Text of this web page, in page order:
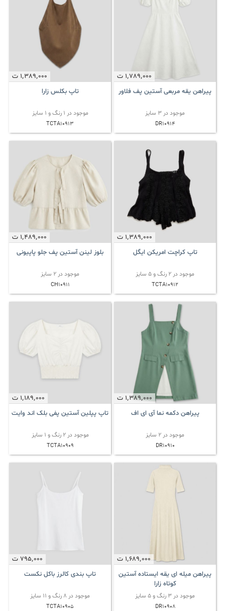
1٬789٬000 ت
پیراهن یقه مربعی آستین پف فلاور
موجود در 3 سایز
DR10914
1٬389٬000 ت
تاپ بکلس زارا
موجود در 1 رنگ و 1 سایز
TCTA10913
1٬389٬000 ت
تاپ کراچت امریکن ایگل
موجود در 2 رنگ و 5 سایز
TCTA10912
1٬489٬000 ت
بلوز لینن آستین پف جلو پاپیونی
موجود در 2 سایز
CH10911
1٬389٬000 ت
پیراهن دکمه نما آی ای اف
موجود در 2 سایز
DR10910
1٬189٬000 ت
تاپ پپلین آستین پفی بلک اند وایت
موجود در 2 رنگ و 1 سایز
TCTA10909
1٬689٬000 ت
پیراهن میله ای یقه ایستاده آستین
کوتاه زارا
موجود در 3 رنگ و 5 سایز
DR10908
795٬000 ت
تاپ بندی کالرز باکل نکست
موجود در 8 رنگ و 11 سایز
TCTA10905